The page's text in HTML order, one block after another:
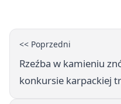
<< Poprzedni
Rzeźba w kamieniu
konkursie karpackiej